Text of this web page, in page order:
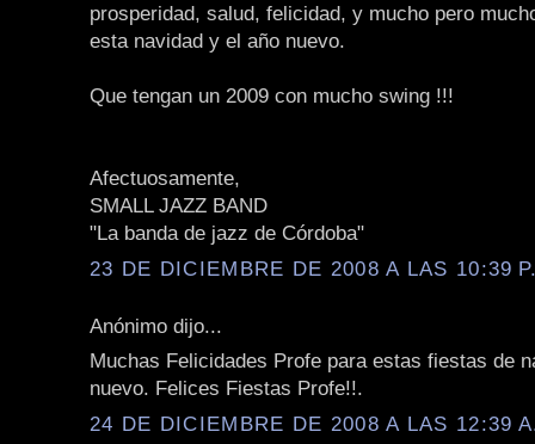
prosperidad, salud, felicidad, y mucho pero
esta navidad y el año nuevo.
Que tengan un 2009 con mucho swing !!!
Afectuosamente,
SMALL JAZZ BAND
"La banda de jazz de Córdoba"
23 DE DICIEMBRE DE 2008 A LAS 10:39
Anónimo dijo...
Muchas Felicidades Profe para estas fiestas de
nuevo. Felices Fiestas Profe!!.
24 DE DICIEMBRE DE 2008 A LAS 12:39